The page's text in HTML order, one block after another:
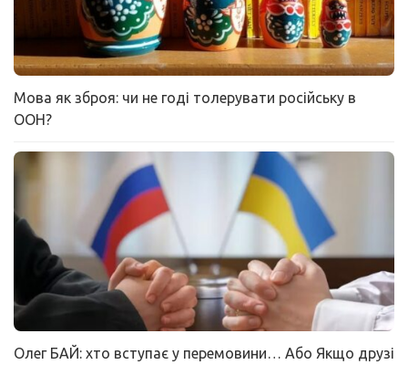
Мова як зброя: чи не годі толерувати російську в
ООН?
Олег БАЙ: хто вступає у перемовини… Або Якщо друзі